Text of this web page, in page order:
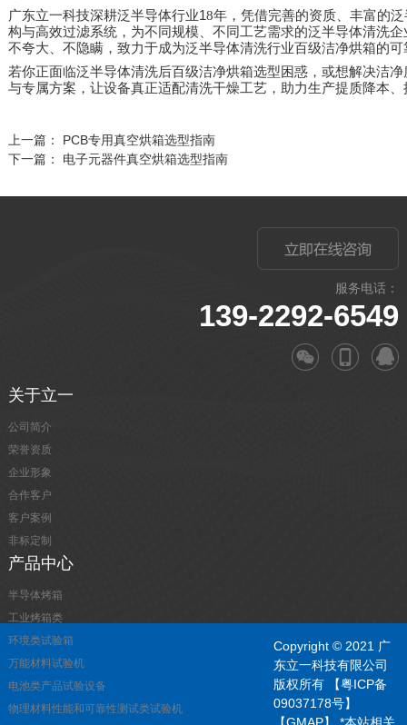
广东立一科技深耕泛半导体行业18年，凭借完善的资质、丰富的
构与高效过滤系统，为不同规模、不同工艺需求的泛半导体清洗
不夸大、不隐瞒，致力于成为泛半导体清洗行业百级洁净烘箱的
若你正面临泛半导体清洗后百级洁净烘箱选型困惑，或想解决洁
与专属方案，让设备真正适配清洗干燥工艺，助力生产提质降本
上一篇： PCB专用真空烘箱选型指南
下一篇： 电子元器件真空烘箱选型指南
服务电话：
139-2292-6549
关于立一
公司简介
荣誉资质
企业形象
合作客户
客户案例
非标定制
产品中心
半导体烤箱
工业烤箱类
环境类试验箱
万能材料试验机
电池类产品试验设备
物理材料性能和可靠性测试类试验机
Copyright © 2021 广
东立一科技有限公司
版权所有
【粤ICP备
09037178号】